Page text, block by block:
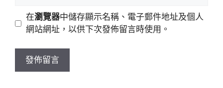
址
站
址
在瀏覽器中儲存顯示名稱、電子郵件地址及個人
網站網址，以供下次發佈留言時使用。